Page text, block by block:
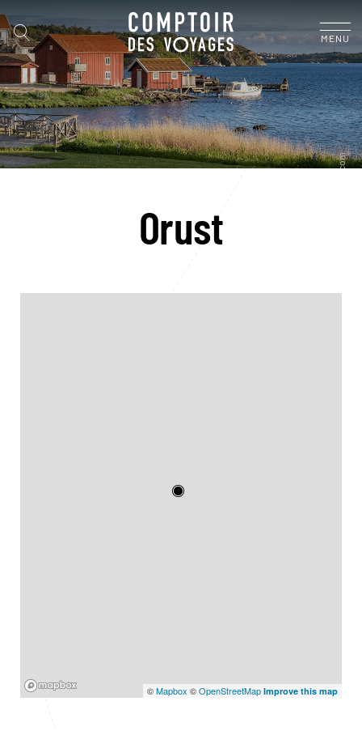
MENU
Orust
©Mapbox ©OpenStreetMap Improve this map